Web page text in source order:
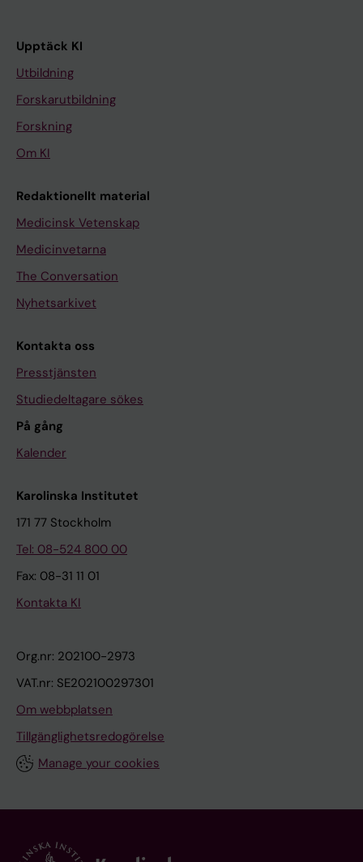
Upptäck KI
Utbildning
Forskarutbildning
Forskning
Om KI
Redaktionellt material
Medicinsk Vetenskap
Medicinvetarna
The Conversation
Nyhetsarkivet
Kontakta oss
Presstjänsten
Studiedeltagare sökes
På gång
Kalender
Karolinska Institutet
171 77 Stockholm
Tel: 08-524 800 00
Fax: 08-31 11 01
Kontakta KI
Org.nr: 202100-2973
VAT.nr: SE202100297301
Om webbplatsen
Tillgänglighetsredogörelse
Manage your cookies